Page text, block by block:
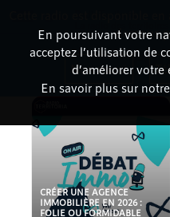
CRÉER UNE AGENCE
IMMOBILIÈRE EN 2026 :
FOLIE OU FORMIDABLE
En poursuivant votre
acceptez l’utilisation de
d’améliorer votre
En savoir plus sur
dessous
Non merci